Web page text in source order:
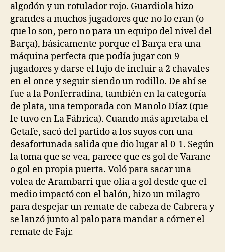
algodón y un rotulador rojo. Guardiola hizo
grandes a muchos jugadores que no lo eran (o
que lo son, pero no para un equipo del nivel del
Barça), básicamente porque el Barça era una
máquina perfecta que podía jugar con 9
jugadores y darse el lujo de incluir a 2 chavales
en el once y seguir siendo un rodillo. De ahí se
fue a la Ponferradina, también en la categoría
de plata, una temporada con Manolo Díaz (que
le tuvo en La Fábrica). Cuando más apretaba el
Getafe, sacó del partido a los suyos con una
desafortunada salida que dio lugar al 0-1. Según
la toma que se vea, parece que es gol de Varane
o gol en propia puerta. Voló para sacar una
volea de Arambarri que olía a gol desde que el
medio impactó con el balón, hizo un milagro
para despejar un remate de cabeza de Cabrera y
se lanzó junto al palo para mandar a córner el
remate de Fajr.